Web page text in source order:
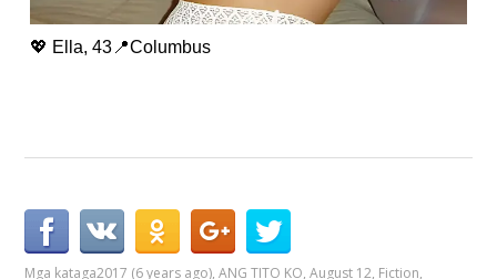
💖 Ella, 43📍Columbus
Mga kataga2017 (6 years ago),ANG TITO KO,August 12, Fiction,